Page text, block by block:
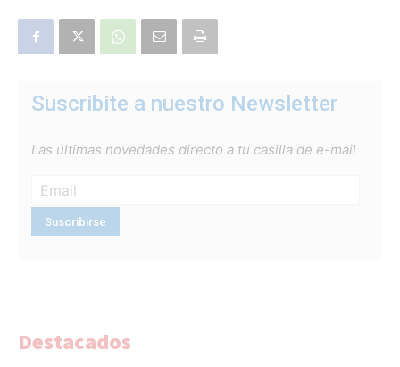
Suscribite a nuestro Newsletter
Las últimas novedades directo a tu casilla de e-mail
Destacados